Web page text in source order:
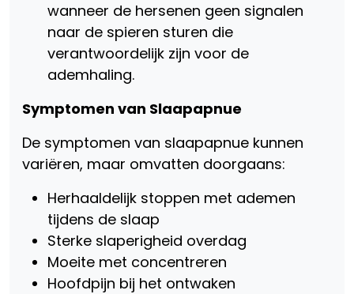
wanneer de hersenen geen signalen
naar de spieren sturen die
verantwoordelijk zijn voor de
ademhaling.
Symptomen van Slaapapnue
De symptomen van slaapapnue kunnen
variëren, maar omvatten doorgaans:
Herhaaldelijk stoppen met ademen
tijdens de slaap
Sterke slaperigheid overdag
Moeite met concentreren
Hoofdpijn bij het ontwaken